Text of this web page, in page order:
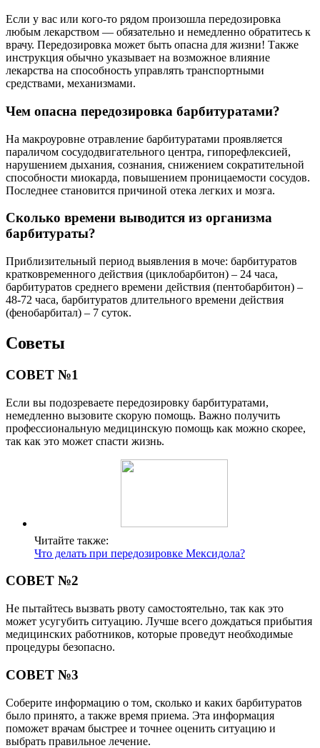
Если у вас или кого-то рядом произошла передозировка
любым лекарством — обязательно и немедленно обратитесь к
врачу. Передозировка может быть опасна для жизни! Также
инструкция обычно указывает на возможное влияние
лекарства на способность управлять транспортными
средствами, механизмами.
Чем опасна передозировка барбитуратами?
На макроуровне отравление барбитуратами проявляется
параличом сосудодвигательного центра, гипорефлексией,
нарушением дыхания, сознания, снижением сократительной
способности миокарда, повышением проницаемости сосудов.
Последнее становится причиной отека легких и мозга.
Сколько времени выводится из организма
барбитураты?
Приблизительный период выявления в моче: барбитуратов
кратковременного действия (циклобарбитон) – 24 часа,
барбитуратов среднего времени действия (пентобарбитон) –
48-72 часа, барбитуратов длительного времени действия
(фенобарбитал) – 7 суток.
Советы
СОВЕТ №1
Если вы подозреваете передозировку барбитуратами,
немедленно вызовите скорую помощь. Важно получить
профессиональную медицинскую помощь как можно скорее,
так как это может спасти жизнь.
Читайте также:
Что делать при передозировке Мексидола?
СОВЕТ №2
Не пытайтесь вызвать рвоту самостоятельно, так как это
может усугубить ситуацию. Лучше всего дождаться прибытия
медицинских работников, которые проведут необходимые
процедуры безопасно.
СОВЕТ №3
Соберите информацию о том, сколько и каких барбитуратов
было принято, а также время приема. Эта информация
поможет врачам быстрее и точнее оценить ситуацию и
выбрать правильное лечение.